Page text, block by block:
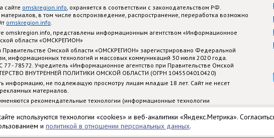
используются технологии «cookies» и веб-аналитики «Яндекс.Метрика».
и политикой в отношении персональных данных.
сайте omskregion.info , охраняется в соответствии с законодательством РФ.
в том числе воспроизведение, распространение, переработка возможно
omskregion.info
omskregion.info, представлены информационным агентством «Информационное
области «ОМСКРЕГИОН»
Омской области «ОМСКРЕГИОН» зарегистрировано Федеральной
информационных технологий и массовых коммуникаций 30 июля 2020 года.
- 78572. Учредитель «Информационное агентство при Правительстве Омской
ВНУТРЕННЕЙ ПОЛИТИКИ ОМСКОЙ ОБЛАСТИ (ОГРН 1045504010420)
информацию, не подлежащую просмотру лицам младше 18 лет. Сайт не несет
материалов.
рекомендательные технологии (информационные технологии
сбора, систематизации и анализа сведений, относящихся к предпочтениям
на территории Российской Федерации)